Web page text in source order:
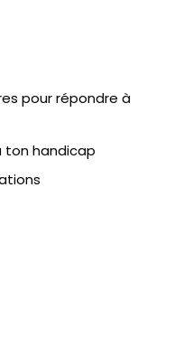
pour répondre à
ton handicap